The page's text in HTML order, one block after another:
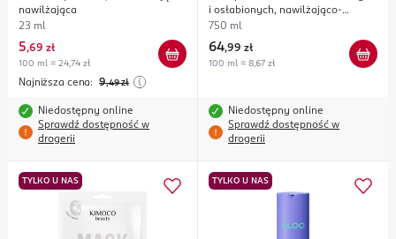
nawilżająca
23 ml
5,69 zł
100 ml = 24,74 zł
Najniższa cena: 9,49 zł
Niedostępny online
Sprawdź dostępność w
drogerii
i osłabionych, nawilżająco-
oczyszczający
750 ml
64,99 zł
100 ml = 8,67 zł
Niedostępny online
Sprawdź dostępność w
drogerii
TYLKO U NAS TYLKO U NAS